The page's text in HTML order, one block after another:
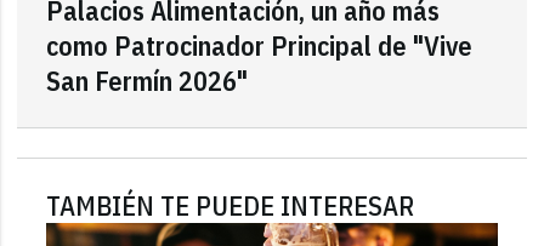
Palacios Alimentación, un año más
como Patrocinador Principal de "Vive
San Fermín 2026"
TAMBIÉN TE PUEDE INTERESAR